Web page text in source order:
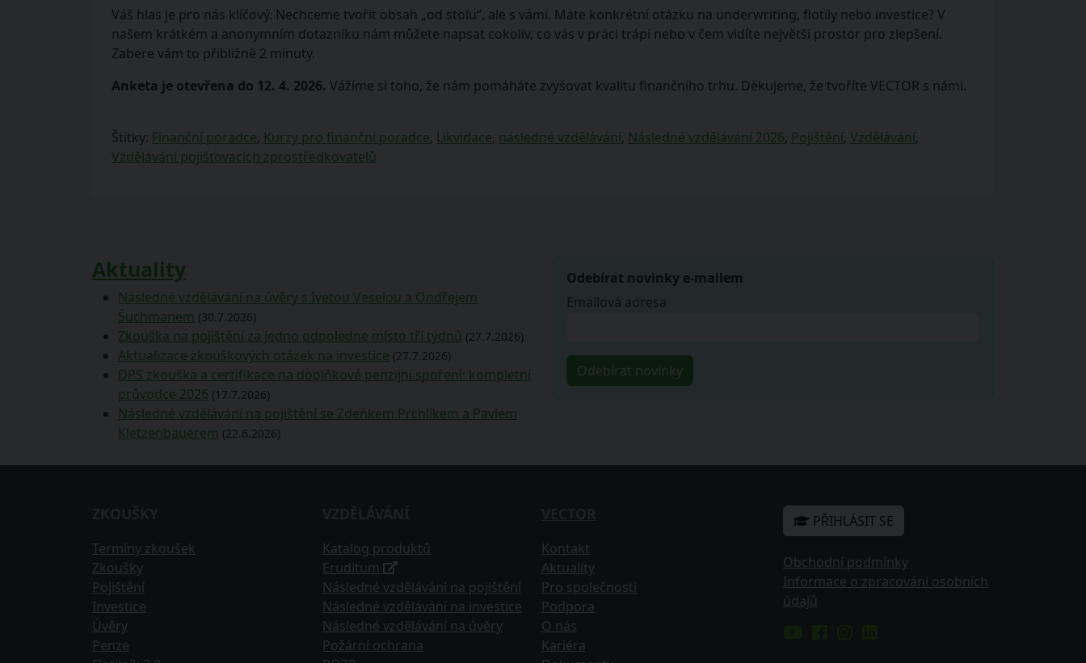
Váš hlas je pro nás klíčový. Nechceme tvořit obsah „od stolu“, ale s vámi. Máte konkrétní otázku na underwriting, flotily nebo investice? V
našem krátkém a anonymním dotazníku nám můžete napsat cokoliv, co vás v práci trápí nebo v čem vidíte největší prostor pro zlepšení.
Zabere vám to přibližně 2 minuty.
Anketa je otevřena do 12. 4. 2026. Vážíme si toho, že nám pomáháte zvyšovat kvalitu finančního trhu. Děkujeme, že tvoříte VECTOR s námi.
Štítky: Finanční poradce, Kurzy pro finanční poradce, Likvidace, následné vzdělávání, Následné vzdělávání 2026, Pojištění, Vzdělávání,
Vzdělávání pojišťovacích zprostředkovatelů
Aktuality
Následné vzdělávání na úvěry s Ivetou Veselou a Ondřejem
Šuchmanem (30.7.2026)
Zkouška na pojištění za jedno odpoledne místo tří týdnů (27.7.2026)
Aktualizace zkouškových otázek na investice (27.7.2026)
DPS zkouška a certifikace na doplňkové penzijní spoření: kompletní
průvodce 2026 (17.7.2026)
Následné vzdělávání na pojištění se Zdeňkem Prchlíkem a Pavlem
Kletzenbauerem (22.6.2026)
Odebírat novinky e-mailem
Emailová adresa
Termíny zkoušek
Zkoušky
Pojištění
Investice
Úvěry
Penze
Katalog produktů
Eruditum
Následné vzdělávání na pojištění
Následné vzdělávání na investice
Následné vzdělávání na úvěry
Požární ochrana
Kontakt
Aktuality
Pro společnosti
Podpora
O nás
Kariéra
PŘIHLÁSIT SE
Obchodní podmínky
Informace o zpracování osobních
údajů